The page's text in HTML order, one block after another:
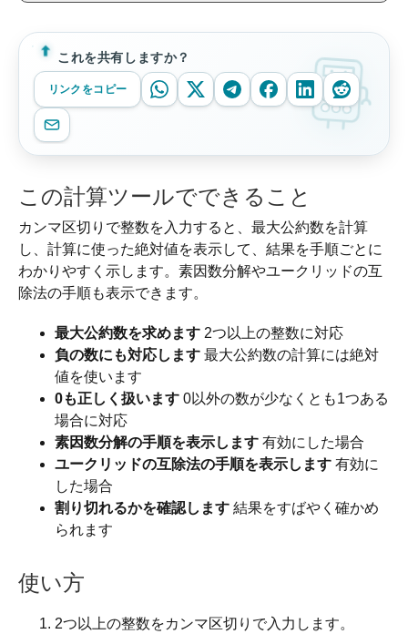
これを共有しますか？
リンクをコピー
この計算ツールでできること
カンマ区切りで整数を入力すると、最大公約数を計算
し、計算に使った絶対値を表示して、結果を手順ごとに
わかりやすく示します。素因数分解やユークリッドの互
除法の手順も表示できます。
最大公約数を求めます 2つ以上の整数に対応
負の数にも対応します 最大公約数の計算には絶対
値を使います
0も正しく扱います 0以外の数が少なくとも1つある
場合に対応
素因数分解の手順を表示します 有効にした場合
ユークリッドの互除法の手順を表示します 有効に
した場合
割り切れるかを確認します 結果をすばやく確かめ
られます
使い方
2つ以上の整数をカンマ区切りで入力します。